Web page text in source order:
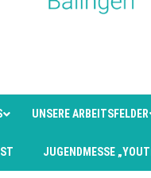
UNSERE ARBEITSFELDER
JUGENDMESSE